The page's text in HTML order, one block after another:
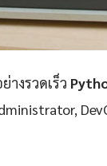
างรวดเร็ว